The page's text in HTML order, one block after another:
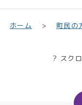
ホーム 町民の
? スク